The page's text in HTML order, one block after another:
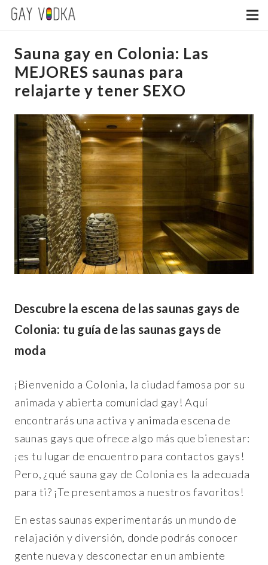
Sauna gay en Colonia: Las
MEJORES saunas para
relajarte y tener SEXO
Descubre la escena de las saunas gays de
Colonia: tu guía de las saunas gays de
moda
¡Bienvenido a Colonia, la ciudad famosa por su
animada y abierta comunidad gay! Aquí
encontrarás una activa y animada escena de
saunas gays que ofrece algo más que bienestar:
¡es tu lugar de encuentro para contactos gays!
Pero, ¿qué sauna gay de Colonia es la adecuada
para ti? ¡Te presentamos a nuestros favoritos!
En estas saunas experimentarás un mundo de
relajación y diversión, donde podrás conocer
gente nueva y desconectar en un ambiente